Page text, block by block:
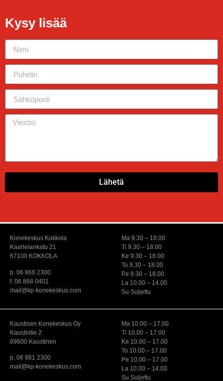
Kysy lisää
Lähetä
Konekeskus Kokkola
Kaarlelankatu 21
67100 KOKKOLA
p. 06 866 2300
f. 06 868 0401
mail@kp-konekeskus.com
Ma 9.30 – 18.00
Ti 9.30 – 18.00
Ke 9.30 – 18.00
To 9.30 – 18.00
Pe 9.30 – 18.00
La 10.00 – 14.00
Su Suljettu
Kaustisen Konekeskus Oy
Kaustintie 2
69600 Kaustinen
p. 06 861 2300
mail@kp-konekeskus.com
Ma 10.00 – 17.00
Ti 10.00 – 17.00
Ke 10.00 – 17.00
To 10.00 – 17.00
Pe 10.00 – 17.00
La 10.00 – 14.00
Su Suljettu